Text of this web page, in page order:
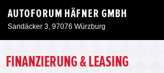
AUTOFORUM HÄFNER GMBH
Sandäcker 3, 97076 Würzburg
Neuwagen
FINANZIERUNG & LEASING